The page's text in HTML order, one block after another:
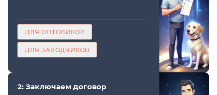
ДЛЯ ОПТОВИКОВ
ДЛЯ ЗАВОДЧИКОВ
2: Заключаем договор